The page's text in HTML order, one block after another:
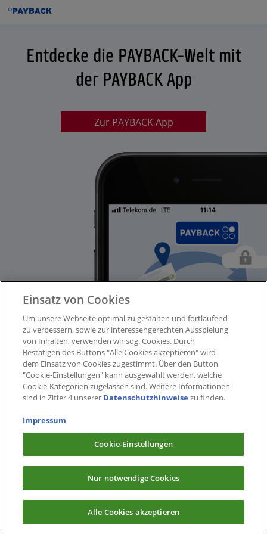
Entdecke die PAYBACK-Welt mit
der PAYBACK App
Zur PAYBACK App
Einsatz von Cookies
Um unsere Webseite optimal zu gestalten und fortlaufend
zu verbessern, sowie zur interessengerechten Ausspielung
von Inhalten, verwenden wir sog. Cookies. Durch
Bestätigen des Buttons "Alle Cookies akzeptieren" wird
dem Einsatz von Cookies zugestimmt. Über den Button
"Cookie-Einstellungen" kann ausgewählt werden, welche
Cookie-Kategorien zugelassen sind. Weitere Informationen
sind in Ziffer 4 unserer Datenschutzhinweise zu finden.
Impressum
Cookie-Einstellungen
Nur notwendige Cookies
Alle Cookies akzeptieren